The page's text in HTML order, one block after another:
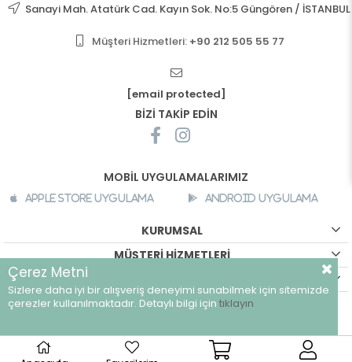
Sanayi Mah. Atatürk Cad. Kayın Sok. No:5 Güngören / İSTANBUL
Müşteri Hizmetleri: +90 212 505 55 77
[email protected]
BİZİ TAKİP EDİN
MOBİL UYGULAMALARIMIZ
Apple Store Uygulama Android Uygulama
KURUMSAL
MÜŞTERİ HİZMETLERİ
©breeze.com.tr - Tüm hakları saklıdır.
Çerez Metni
Sizlere daha iyi bir alışveriş deneyimi sunabilmek için sitemizde
çerezler kullanılmaktadır. Detaylı bilgi için tıklayın